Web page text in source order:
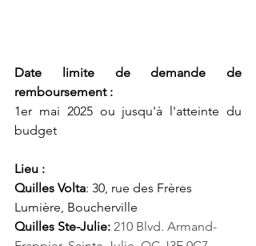
Date limite de demande de
remboursement :
1er mai 2025 ou jusqu'à l'atteinte du
budget
Lieu :
Quilles Volta: 30, rue des Frères
Lumière, Boucherville
Quilles Ste-Julie: 210 Blvd. Armand-